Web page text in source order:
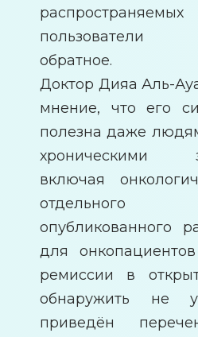
пользователи
обратное.
Доктор Дияа Аль-
мнение, что его
полезна даже
хроническими
включая
отдельного
опубликованного
для
ремиссии в
обнаружить не
приведён